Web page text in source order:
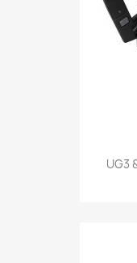
UG3